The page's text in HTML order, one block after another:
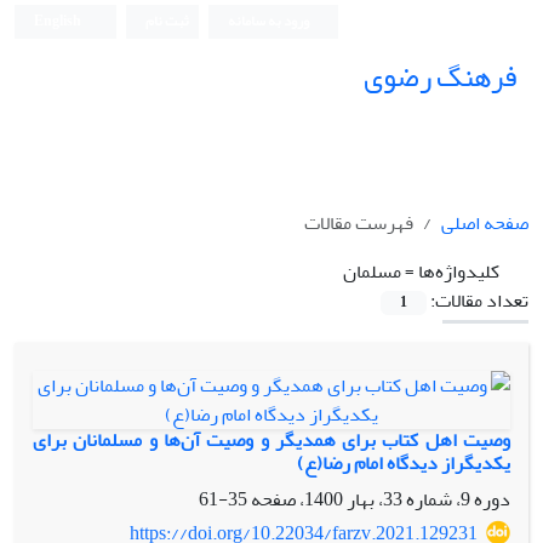
فرهنگ رضوی
صفحه اصلی
فهرست مقالات
کلیدواژه‌ها =مسلمان
تعداد مقالات:
1
وصیت اهل کتاب برای همدیگر و وصیت آن‌ها و مسلمانان برای
یکدیگراز دیدگاه امام رضا(ع)
دوره 9، شماره 33، بهار 1400، صفحه
35-61
https://doi.org/10.22034/farzv.2021.129231